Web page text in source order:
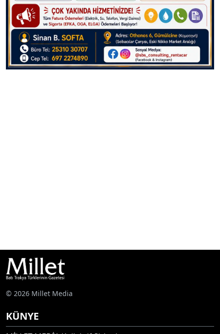
© 2026 Millet Media
KÜNYE